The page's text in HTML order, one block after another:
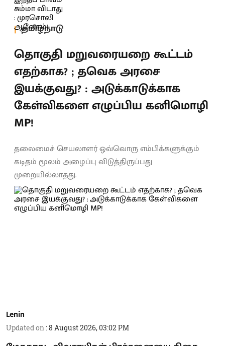
தமிழ்நாடு
தொகுதி மறுவரையறை கூட்டம்
எதற்காக? ; தவெக அரசை
இயக்குவது? : அடுக்காடுக்காக
கேள்விகளை எழுப்பிய கனிமொழி
MP!
தலைமைச் செயலாளர் ஒவ்வொரு எம்பிக்களுக்கும்
கடிதம் மூலம் அழைப்பு விடுத்திருப்பது
முறையில்லாதது.
Lenin
Updated on :8 August 2026, 03:02 PM